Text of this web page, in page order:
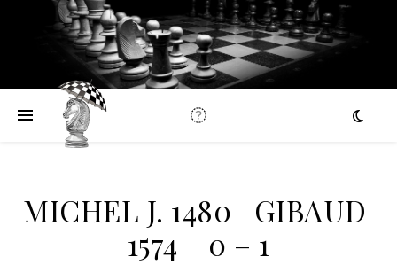
MICHEL J. 1480 GIBAUD
1574 0 – 1